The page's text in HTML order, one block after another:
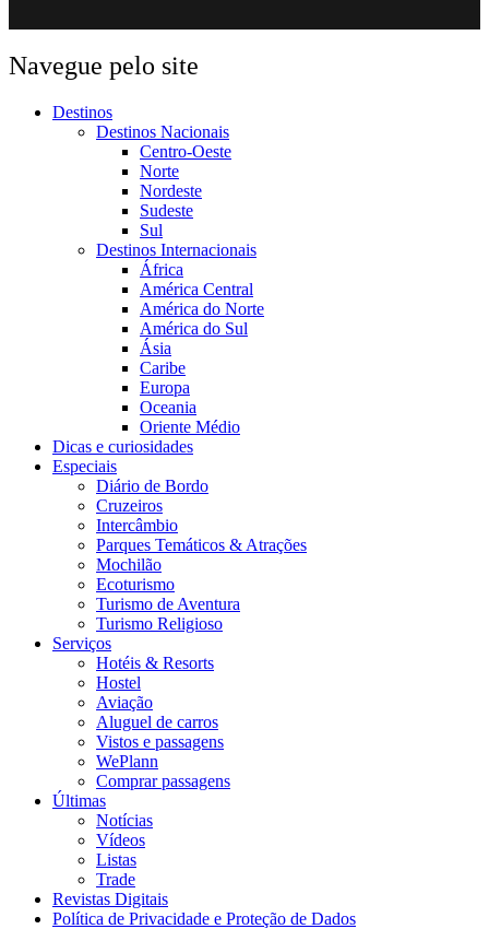
Navegue pelo site
Destinos
Destinos Nacionais
Centro-Oeste
Norte
Nordeste
Sudeste
Sul
Destinos Internacionais
África
América Central
América do Norte
América do Sul
Ásia
Caribe
Europa
Oceania
Oriente Médio
Dicas e curiosidades
Especiais
Diário de Bordo
Cruzeiros
Intercâmbio
Parques Temáticos & Atrações
Mochilão
Ecoturismo
Turismo de Aventura
Turismo Religioso
Serviços
Hotéis & Resorts
Hostel
Aviação
Aluguel de carros
Vistos e passagens
WePlann
Comprar passagens
Últimas
Notícias
Vídeos
Listas
Trade
Revistas Digitais
Política de Privacidade e Proteção de Dados